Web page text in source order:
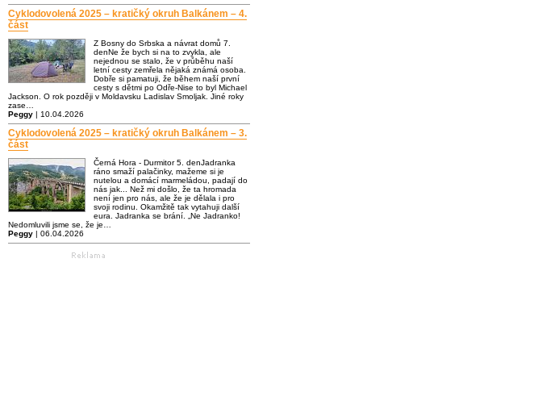
Cyklodovolená 2025 – kratičký okruh Balkánem – 4.
část
Z Bosny do Srbska a návrat domů 7.
denNe že bych si na to zvykla, ale
nejednou se stalo, že v průběhu naší
letní cesty zemřela nějaká známá osoba.
Dobře si pamatuji, že během naší první
cesty s dětmi po Odře-Nise to byl Michael
Jackson. O rok později v Moldavsku Ladislav Smoljak. Jiné roky
zase…
Peggy | 10.04.2026
Cyklodovolená 2025 – kratičký okruh Balkánem – 3.
část
Černá Hora - Durmitor 5. denJadranka
ráno smaží palačinky, mažeme si je
nutelou a domácí marmeládou, padají do
nás jak... Než mi došlo, že ta hromada
není jen pro nás, ale že je dělala i pro
svoji rodinu. Okamžitě tak vytahuji další
eura. Jadranka se brání. „Ne Jadranko!
Nedomluvili jsme se, že je…
Peggy | 06.04.2026